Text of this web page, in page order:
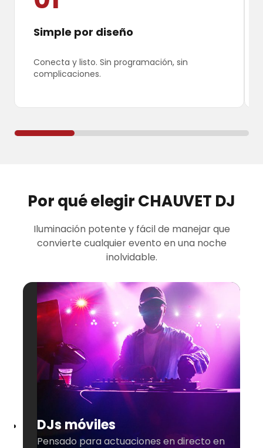
Simple por diseño
Conecta y listo. Sin programación, sin
complicaciones.
Por qué elegir CHAUVET DJ
Iluminación potente y fácil de manejar que
convierte cualquier evento en una noche
inolvidable.
DJs móviles
Pensado para actuaciones en directo en